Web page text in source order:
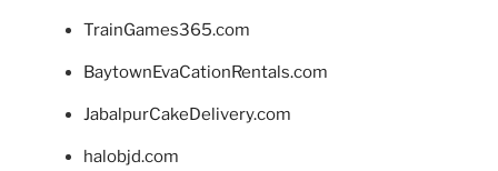
TrainGames365.com
BaytownEvaCationRentals.com
JabalpurCakeDelivery.com
halobjd.com